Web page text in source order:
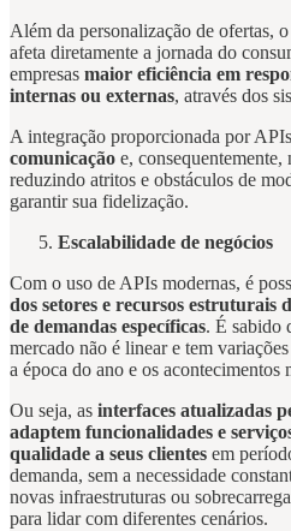
Além da personalização de ofertas,
afeta diretamente a jornada do
empresas maior eficiência em
internas ou externas, através dos
A integração proporcionada por
comunicação e, consequentemente,
reduzindo atritos e obstáculos de
garantir sua fidelização.
Escalabilidade de negócios
Com o uso de APIs modernas, é
dos setores e recursos estruturais
de demandas específicas. É sabido
mercado não é linear e tem
a época do ano e os acontecimentos
Ou seja, as interfaces atualizadas
adaptem funcionalidades e
qualidade a seus clientes em
demanda, sem a necessidade
novas infraestruturas ou
para lidar com diferentes cenários.